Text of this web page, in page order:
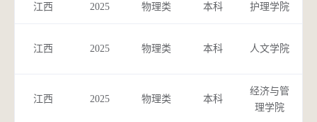
江西 2025 物理类 本科 护理学院
江西 2025 物理类 本科 人文学院
江西 2025 物理类 本科
经济与管
理学院